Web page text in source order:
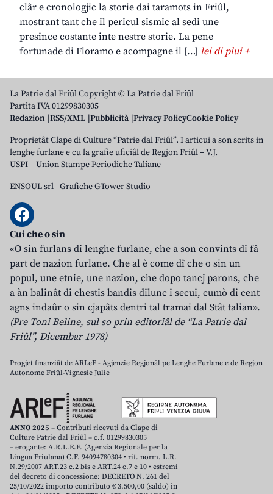
clâr e cronologjic la storie dai taramots in Friûl,
mostrant tant che il pericul sismic al sedi une
presince costante inte nestre storie. La pene
fortunade di Floramo e acompagne il […] lei di plui +
La Patrie dal Friûl Copyright © La Patrie dal Friûl
Partita IVA 01299830305
Redazion RSS/XML Pubblicità Privacy PolicyCookie Policy
Proprietât Clape di Culture “Patrie dal Friûl”. I articui a son scrits in
lenghe furlane e cu la grafie uficiâl de Regjon Friûl – V.J.
USPI – Union Stampe Periodiche Taliane
ENSOUL srl-Grafiche GTower Studio
Cui che o sin
«O sin furlans di lenghe furlane, che a son convints di fâ
part de nazion furlane. Che al è come dî che o sin un
popul, une etnie, une nazion, che dopo tancj parons, che
a àn balinât di chestis bandis dilunc i secui, cumò di cent
agns indaûr o sin cjapâts dentri tal tramai dal Stât talian».
(Pre Toni Beline, sul so prin editoriâl de “La Patrie dal
Friûl”, Dicembar 1978)
Progjet finanziât de ARLeF - Agjenzie Regjonâl pe Lenghe Furlane e de Regjon
Autonome Friûl-Vignesie Julie
ANNO 2025 – Contributi ricevuti da Clape di
Culture Patrie dal Friûl – c.f. 01299830305
– erogante: A.R.L.E.F. (Agenzia Regionale per la
Lingua Friulana) C.F. 94094780304 • rif. norm. L.R.
N.29/2007 ART.23 c.2 bis e ART.24 c.7 e 10 • estremi
del decreto di concessione: DECRETO N. 261 del
25/10/2022 importo contributo € 3.500,00 (saldo) in